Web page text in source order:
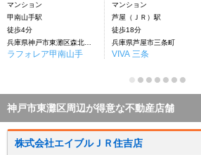
マンション
甲南山手駅
徒歩4分
ラフォレア甲南山手
マンション
芦屋（ＪＲ）駅
徒歩18分
兵庫県芦屋市三条町
VIVA 三条
神戸市東灘区周辺が得意な不動産店舗
株式会社エイブルＪＲ住吉店